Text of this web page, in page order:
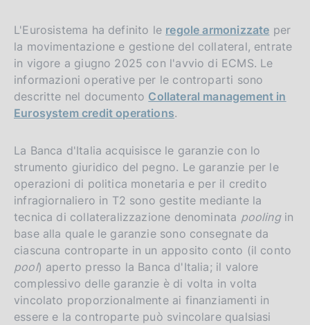
L'Eurosistema ha definito le regole armonizzate per
la movimentazione e gestione del collateral, entrate
in vigore a giugno 2025 con l'avvio di ECMS. Le
informazioni operative per le controparti sono
descritte nel documento Collateral management in
Eurosystem credit operations.
La Banca d'Italia acquisisce le garanzie con lo
strumento giuridico del pegno. Le garanzie per le
operazioni di politica monetaria e per il credito
infragiornaliero in T2 sono gestite mediante la
tecnica di collateralizzazione denominata poolingin
base alla quale le garanzie sono consegnate da
ciascuna controparte in un apposito conto (il conto
pool) aperto presso la Banca d'Italia; il valore
complessivo delle garanzie è di volta in volta
vincolato proporzionalmente ai finanziamenti in
essere e la controparte può svincolare qualsiasi